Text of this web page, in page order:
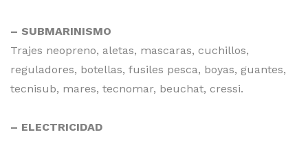
– SUBMARINISMO
Trajes neopreno, aletas, mascaras, cuchillos,
reguladores, botellas, fusiles pesca, boyas, guantes,
tecnisub, mares, tecnomar, beuchat, cressi.
– ELECTRICIDAD